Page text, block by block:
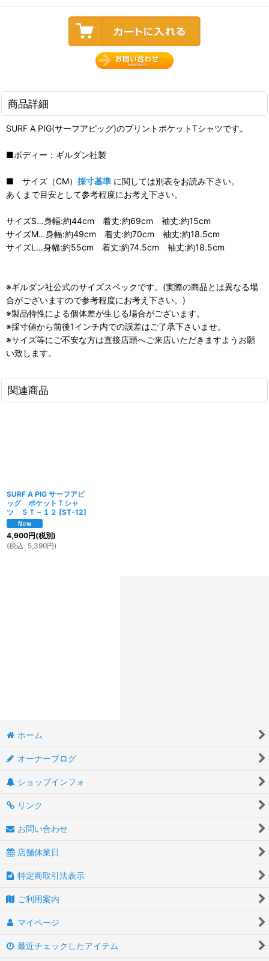
商品詳細
SURF A PIG(サーフアピッグ)のプリントポケットTシャツです。
■ボディー：ギルダン社製
■ サイズ（CM） 採寸基準 に関しては別表をお読み下さい。
あくまで目安として参考程度にお考え下さい。
サイズS…身幅:約44cm 着丈:約69cm 袖丈:約15cm
サイズM…身幅:約49cm 着丈:約70cm 袖丈:約18.5cm
サイズL…身幅:約55cm 着丈:約74.5cm 袖丈:約18.5cm
※ギルダン社公式のサイズスペックです。(実際の商品とは異なる場
合がございますので参考程度にお考え下さい。)
※製品特性による個体差が生じる場合がございます。
※採寸値から前後1インチ内での誤差はご了承下さいませ。
※サイズ等にご不安な方は直接店頭へご来店いただきますようお願
い致します。
関連商品
SURF A PIG サーフアピ
ッグ ポケットＴシャ
ツ ＳＴ－１２ [ST-12]
4,900円(税別)
(税込 : 5,390円)
ホーム
オーナーブログ
ショップインフォ
リンク
お問い合わせ
店舗休業日
特定商取引法表示
ご利用案内
マイページ
最近チェックしたアイテム